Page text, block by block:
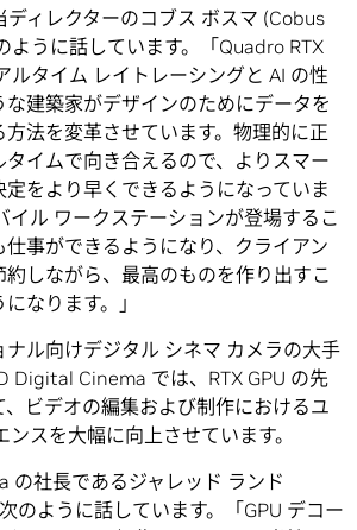
ディレクターのコブス ボスマ (Cobus
ように話しています。「Quadro RTX
ルタイム レイトレーシングと AI の性
建築家がデザインのためにデータを
法を変革させています。物理的に正
イムで向き合えるので、よりスマー
定をより早くできるようになっていま
イル ワークステーションが登場するこ
仕事ができるようになり、クライアン
約しながら、最高のものを作り出すこ
なります。」
ナル向けデジタル シネマ カメラの大手
Digital Cinema では、RTX GPU の先
ビデオの編集および制作におけるユ
スを大幅に向上させています。
の社長であるジャレッド ランド
のように話しています。「GPU デコー